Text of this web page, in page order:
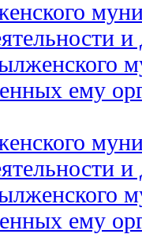
ему
ему